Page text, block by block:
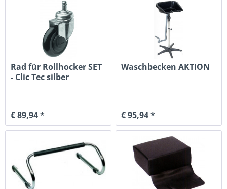
Rad für Rollhocker SET
- Clic Tec silber
€ 89,94 *
Waschbecken AKTION
€ 95,94 *